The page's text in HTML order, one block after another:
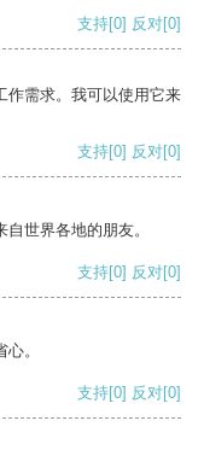
支持[0] 反对[0]
作需求。我可以使用它来
支持[0] 反对[0]
世界各地的朋友。
支持[0] 反对[0]
。
支持[0] 反对[0]